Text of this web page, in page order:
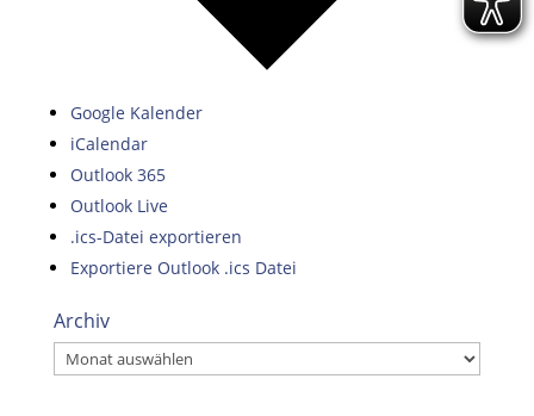
Google Kalender
iCalendar
Outlook 365
Outlook Live
.ics-Datei exportieren
Exportiere Outlook .ics Datei
Archiv
Archiv